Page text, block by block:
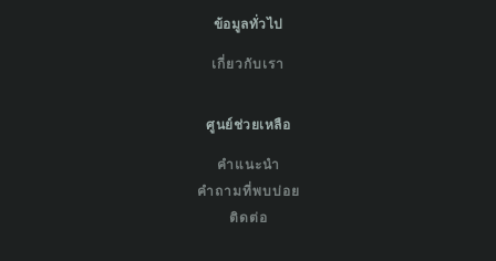
ข้อมูลทั่วไป
เกี่ยวกับเรา
ศูนย์ช่วยเหลือ
คำแนะนำ
คำถามที่พบบ่อย
ติดต่อ